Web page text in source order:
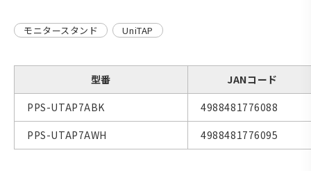
モニタースタンド UniTAP
型番
JANコード
PPS-UTAP7ABK
4988481776088
PPS-UTAP7AWH
4988481776095